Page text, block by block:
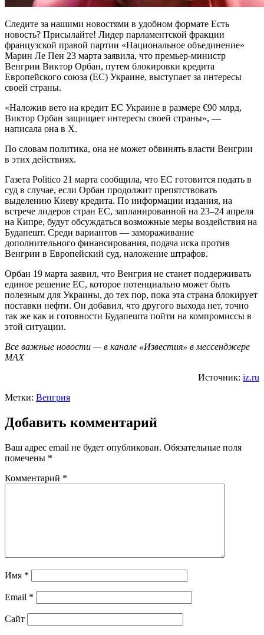
Следите за нашими новостями в удобном формате Есть
новость? Присылайте! Лидер парламентской фракции
французской правой партии «Национальное объединение»
Марин Ле Пен 23 марта заявила, что премьер-министр
Венгрии Виктор Орбан, путем блокировки кредита
Европейского союза (ЕС) Украине, выступает за интересы
своей страны.
«Наложив вето на кредит ЕС Украине в размере €90 млрд,
Виктор Орбан защищает интересы своей страны», —
написала она в X.
По словам политика, она не может обвинять власти Венгрии
в этих действиях.
Газета Politico 21 марта сообщила, что ЕС готовится подать в
суд в случае, если Орбан продолжит препятствовать
выделению Киеву кредита. По информации издания, на
встрече лидеров стран ЕС, запланированной на 23–24 апреля
на Кипре, будут обсуждаться возможные меры воздействия на
Будапешт. Среди вариантов — замораживание
дополнительного финансирования, подача иска против
Венгрии в Европейский суд, наложение штрафов.
Орбан 19 марта заявил, что Венгрия не станет поддерживать
единое решение ЕС, которое потенциально может быть
полезным для Украины, до тех пор, пока эта страна блокирует
поставки нефти. Он добавил, что другого выхода нет, точно
так же как и готовности Будапешта пойти на компромиссы в
этой ситуации.
Все важные новости — в канале «Известия» в мессенджере
МАХ
Источник: iz.ru
Метки: Венгрия
Добавить комментарий
Ваш адрес email не будет опубликован. Обязательные поля
помечены *
Комментарий *
Имя *
Email *
Сайт